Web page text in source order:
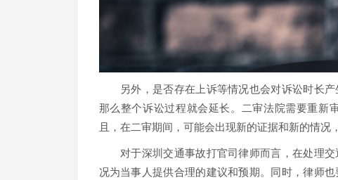
另外，是否存在上诉等情况也会对诉讼时长产
那么整个诉讼过程就会延长。二审法院需要重新
且，在二审期间，可能会出现新的证据和新的情况
对于深圳交通事故打官司律师而言，在处理交
况为当事人提供合理的建议和预期。同时，律师